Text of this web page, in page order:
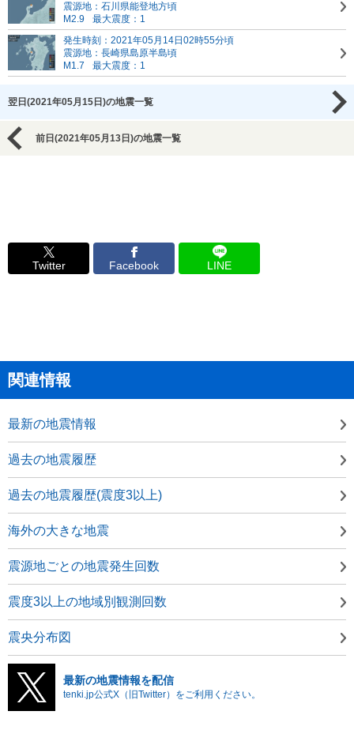
震源地：石川県能登地方頃
M2.9
最大震度：1
発生時刻：2021年05月14日02時55分頃
震源地：長崎県島原半島頃
M1.7
最大震度：1
翌日(2021年05月15日)の地震一覧
前日(2021年05月13日)の地震一覧
Twitter Facebook LINE
関連情報
最新の地震情報
過去の地震履歴
過去の地震履歴(震度3以上)
海外の大きな地震
震源地ごとの地震発生回数
震度3以上の地域別観測回数
震央分布図
最新の地震情報を配信
tenki.jp公式X（旧Twitter）をご利用ください。